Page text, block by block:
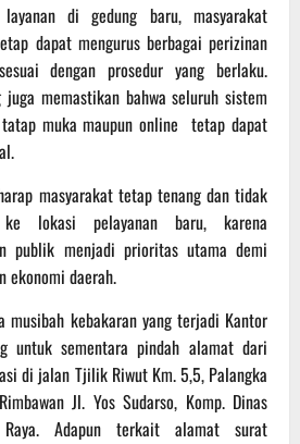
layanan di gedung baru, masyarakat
dapat mengurus berbagai perizinan
dengan prosedur yang berlaku.
juga memastikan bahwa seluruh sistem
muka maupun online tetap dapat
masyarakat tetap tenang dan tidak
lokasi pelayanan baru, karena
publik menjadi prioritas utama demi
ekonomi daerah.
musibah kebakaran yang terjadi Kantor
untuk sementara pindah alamat dari
di jalan Tjilik Riwut Km. 5,5, Palangka
Jl. Yos Sudarso, Komp. Dinas
Raya. Adapun terkait alamat surat